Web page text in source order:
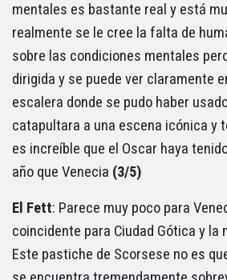
mentales es bastante real y está
realmente se le cree la falta de
sobre las condiciones mentales
dirigida y se puede ver claramente
escalera donde se pudo haber
catapultara a una escena icónica y
es increíble que el Oscar haya
año que Venecia (3/5)
El Fett: Parece muy poco para
coincidente para Ciudad Gótica y la
Este pastiche de Scorsese no es